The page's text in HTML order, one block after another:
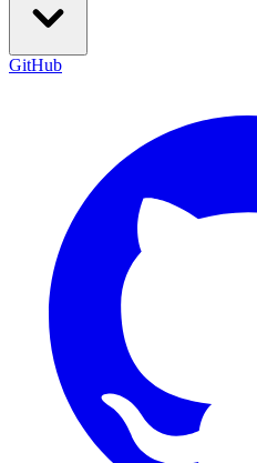
GitHub